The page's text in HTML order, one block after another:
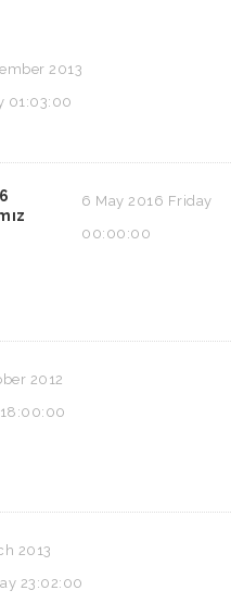
2013
01:03:00
6 May 2016 Friday
00:00:00
2012
2013
23:02:00